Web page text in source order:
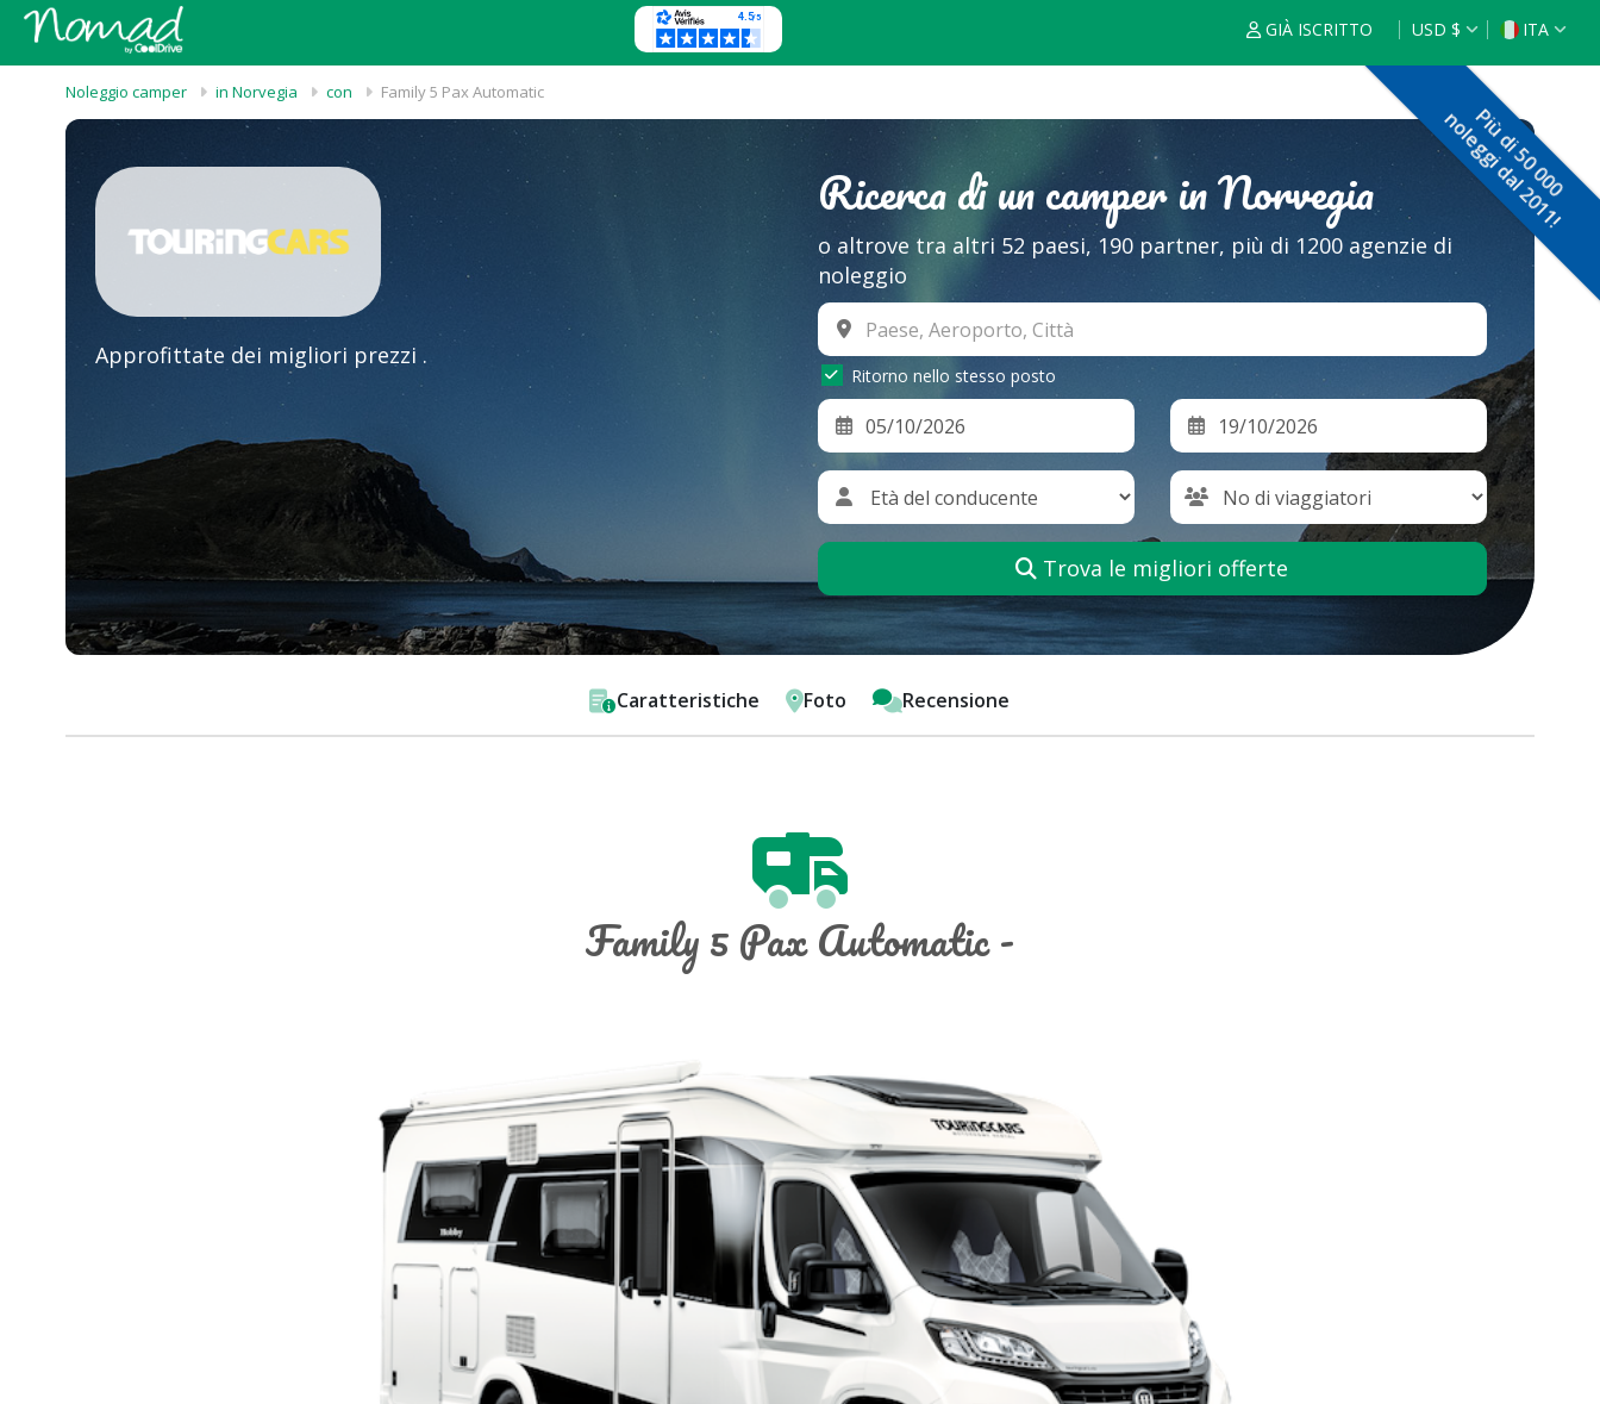
GIÀ ISCRITTO USD $
€
$
£
$
ITA
ESP
NED
Più di 50 000
noleggi dal 2011!
Noleggio camper in Norvegia con Family 5 Pax Automatic
Approfittate dei migliori prezzi .
Ricerca di un camper in Norvegia
o altrove tra altri 52 paesi, 190 partner, più di 1200 agenzie di
noleggio
Ritorno nello stesso posto
Trova le migliori offerte
Caratteristiche Foto Recensione
Family 5 Pax Automatic -